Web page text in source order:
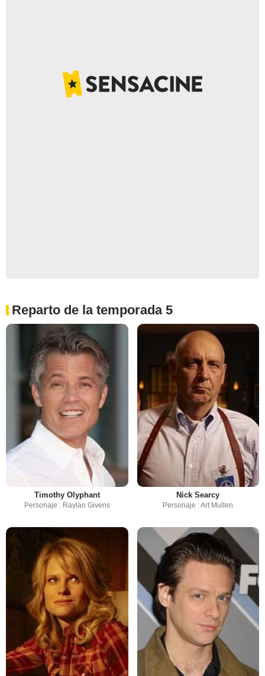
Reparto de la temporada 5
Timothy Olyphant
Personaje : Raylan Givens
Nick Searcy
Personaje : Art Mullen